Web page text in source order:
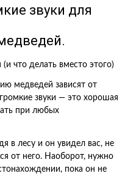
звуки для
медведей зависят от
звуки — это хорошая
при любых
в лесу и он увидел вас, не
от него. Наоборот, нужно
пока он не